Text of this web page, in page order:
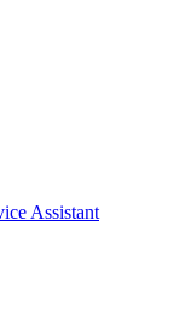
Assistant